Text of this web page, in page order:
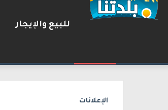
للبيع والإيجار
الإعلانات